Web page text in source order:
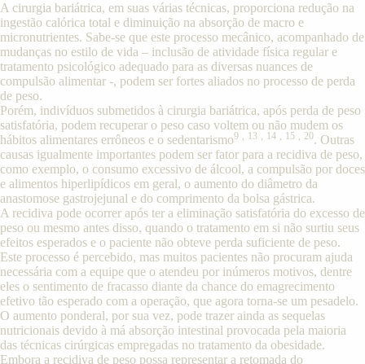
A cirurgia bariátrica, em suas várias técnicas, proporciona redução na
ingestão calórica total e diminuição na absorção de macro e
micronutrientes. Sabe-se que este processo mecânico, acompanhado de
mudanças no estilo de vida – inclusão de atividade física regular e
tratamento psicológico adequado para as diversas nuances de
compulsão alimentar -, podem ser fortes aliados no processo de perda
de peso.
Porém, indivíduos submetidos à cirurgia bariátrica, após perda de peso
satisfatória, podem recuperar o peso caso voltem ou não mudem os
hábitos alimentares errôneos e o sedentarismo9 , 13 , 14 , 15 , 20. Outras
causas igualmente importantes podem ser fator para a recidiva de peso,
como exemplo, o consumo excessivo de álcool, a compulsão por doces
e alimentos hiperlipídicos em geral, o aumento do diâmetro da
anastomose gastrojejunal e do comprimento da bolsa gástrica.
A recidiva pode ocorrer após ter a eliminação satisfatória do excesso de
peso ou mesmo antes disso, quando o tratamento em si não surtiu seus
efeitos esperados e o paciente não obteve perda suficiente de peso.
Este processo é percebido, mas muitos pacientes não procuram ajuda
necessária com a equipe que o atendeu por inúmeros motivos, dentre
eles o sentimento de fracasso diante da chance do emagrecimento
efetivo tão esperado com a operação, que agora torna-se um pesadelo.
O aumento ponderal, por sua vez, pode trazer ainda as sequelas
nutricionais devido à má absorção intestinal provocada pela maioria
das técnicas cirúrgicas empregadas no tratamento da obesidade.
Embora a recidiva de peso possa representar a retomada do